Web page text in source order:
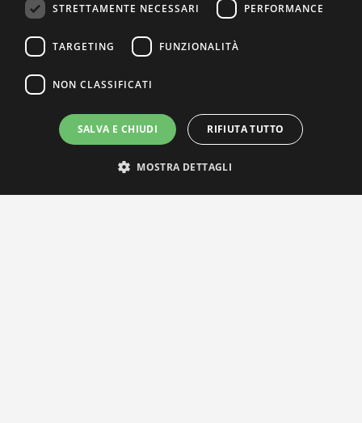
STRETTAMENTE NECESSARI PERFORMANCE
TARGETING FUNZIONALITÀ
NON CLASSIFICATI
SALVA E CHIUDI RIFIUTA TUTTO
MOSTRA DETTAGLI